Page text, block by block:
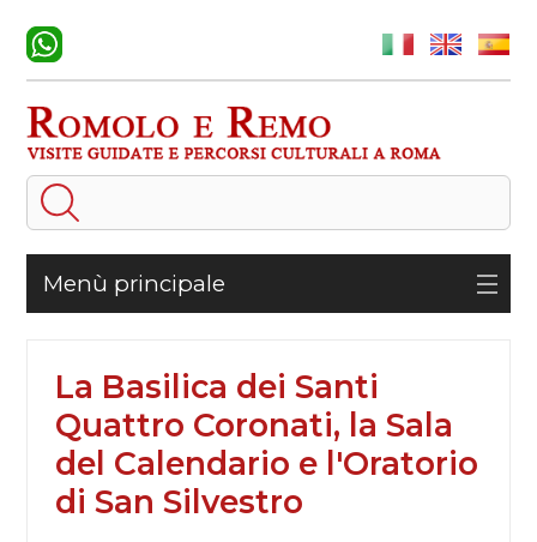
Menù principale
La Basilica dei Santi
Quattro Coronati, la Sala
del Calendario e l'Oratorio
di San Silvestro